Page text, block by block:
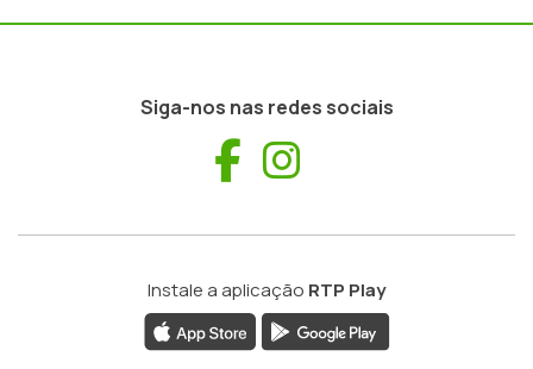
Siga-nos nas redes sociais
Facebook
Instale a aplicação RTP Play